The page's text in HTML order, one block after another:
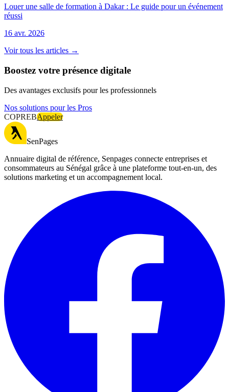
Louer une salle de formation à Dakar : Le guide pour un événement
réussi
16 avr. 2026
Voir tous les articles →
Boostez votre présence digitale
Des avantages exclusifs pour les professionnels
Nos solutions pour les Pros
COPREBAppeler
SenPages
Annuaire digital de référence, Senpages connecte entreprises et
consommateurs au Sénégal grâce à une plateforme tout-en-un, des
solutions marketing et un accompagnement local.